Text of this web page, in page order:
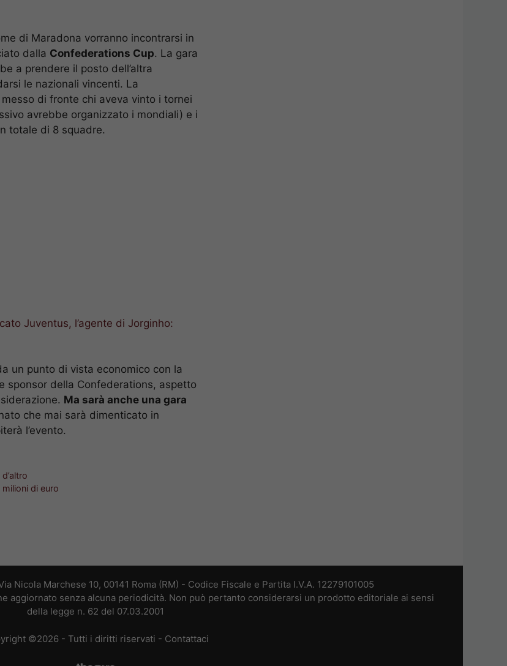
di Maradona vorranno incontrarsi in
dalla Confederations Cup. La gara
a prendere il posto dell’altra
le nazionali vincenti. La
di fronte chi aveva vinto i tornei
avrebbe organizzato i mondiali) e i
totale di 8 squadre.
Juventus, l’agente di Jorginho:
un punto di vista economico con la
sponsor della Confederations, aspetto
Ma sarà anche una gara
che mai sarà dimenticato in
l’evento.
di euro
Nicola Marchese 10, 00141 Roma (RM) - Codice Fiscale e Partita I.V.A. 12279101005
aggiornato senza alcuna periodicità. Non può pertanto considerarsi un prodotto editoriale ai sensi
della legge n. 62 del 07.03.2001
©2026 - Tutti i diritti riservati - Contattaci